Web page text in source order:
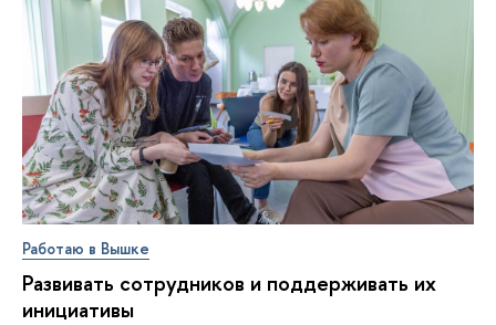
Работаю в Вышке
Развивать сотрудников и поддерживать их
инициативы